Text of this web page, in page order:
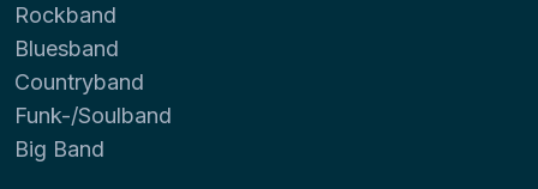
Rockband
Bluesband
Countryband
Funk-/Soulband
Big Band